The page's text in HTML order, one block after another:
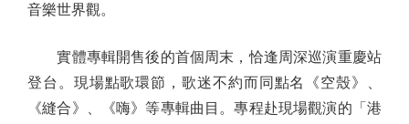
音樂世界觀。
實體專輯開售後的首個周末，恰逢周深巡演重慶站
登台。現場點歌環節，歌迷不約而同點名《空殼》、
《縫合》、《嗨》等專輯曲目。專程赴現場觀演的「港